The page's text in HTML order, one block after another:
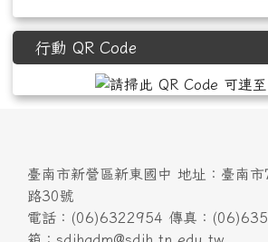
行動 QR Code
臺南市新營區新東國中 地址：臺南
路30號
電話：(06)6322954 傳真：
箱：sdjhadm@sdjh.tn.edu.tw